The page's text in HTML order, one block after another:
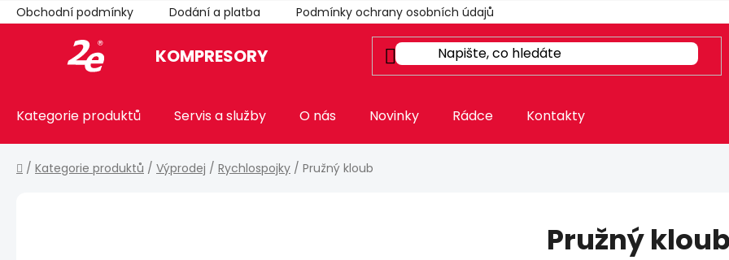
Přejít
na
Obchodní podmínky Dodání a platba Podmínky ochrany osobních údajů
KOMPRESORY
Kategorie produktů Servis a služby O nás Novinky Rádce Kontakty
Domů
/ Kategorie produktů / Výprodej / Rychlospojky / Pružný kloub
Pružný kloub